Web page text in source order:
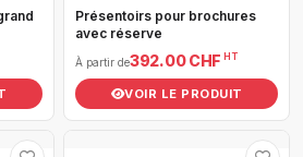
Présentoirs pour brochures
avec réserve
À partir de392.00 CHF HT
VOIR LE PRODUIT